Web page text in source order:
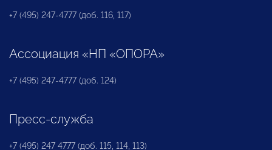
+7 (495) 247-4777 (доб. 116, 117)
Ассоциация «НП «ОПОРА»
+7 (495) 247-4777 (доб. 124)
Пресс-служба
+7 (495) 247 4777 (доб. 115, 114, 113)